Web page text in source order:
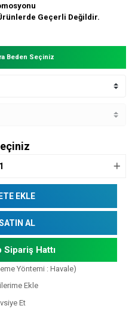
Geçerli Değildir.
Beden Seçiniz
EKLE
AL
Sipariş Hattı
Yöntemi : Havale)
Et